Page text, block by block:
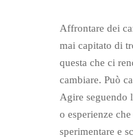
Affrontare dei
mai capitato di
questa che ci
cambiare. Può
Agire seguendo
o esperienze
sperimentare e